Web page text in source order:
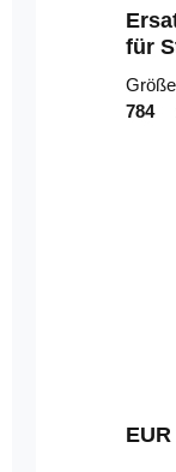
für
Riser
784